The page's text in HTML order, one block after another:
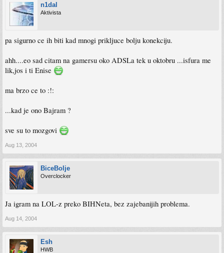
n1dal
Aktivista
pa sigurno ce ih biti kad mnogi prikljuce bolju konekciju.
ahh....eo sad citam na gamersu oko ADSLa tek u oktobru ...isfura me
lik,jos i ti Enise
ma brzo ce to :!:
...kad je ono Bajram ?
sve su to mozgovi
Aug 13, 2004
BiceBolje
Overclocker
Ja igram na LOL-z preko BIHNeta, bez zajebanijih problema.
Aug 14, 2004
Esh
HWB